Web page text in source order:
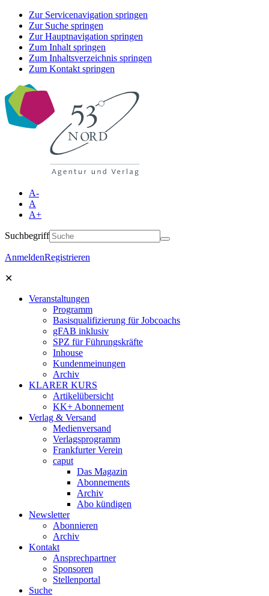
Zur Servicenavigation springen
Zur Suche springen
Zur Hauptnavigation springen
Zum Inhalt springen
Zum Inhaltsverzeichnis springen
Zum Kontakt springen
A-
A
A+
Suchbegriff
AnmeldenRegistrieren
✕
Veranstaltungen
Programm
Basisqualifizierung für Jobcoachs
gFAB inklusiv
SPZ für Führungskräfte
Inhouse
Kundenmeinungen
Archiv
KLARER KURS
Artikelübersicht
KK+ Abonnement
Verlag & Versand
Medienversand
Verlagsprogramm
Frankfurter Verein
caput
Das Magazin
Abonnements
Archiv
Abo kündigen
Newsletter
Abonnieren
Archiv
Kontakt
Ansprechpartner
Sponsoren
Stellenportal
Suche